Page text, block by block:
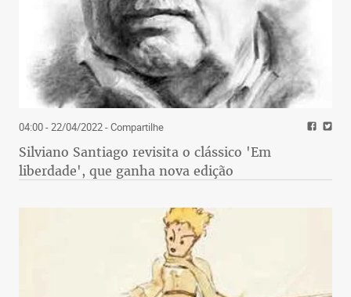
04:00 - 22/04/2022- Compartilhe
Silviano Santiago revisita o clássico 'Em
liberdade', que ganha nova edição